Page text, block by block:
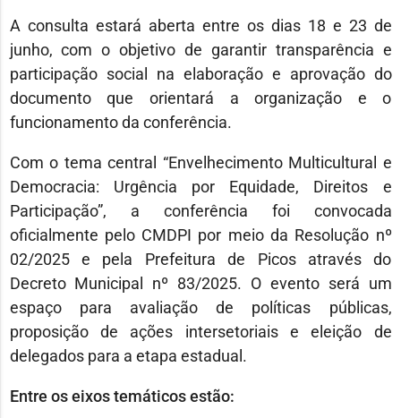
A consulta estará aberta entre os dias 18 e 23 de
junho, com o objetivo de garantir transparência e
participação social na elaboração e aprovação do
documento que orientará a organização e o
funcionamento da conferência.
Com o tema central “Envelhecimento Multicultural e
Democracia: Urgência por Equidade, Direitos e
Participação”, a conferência foi convocada
oficialmente pelo CMDPI por meio da Resolução nº
02/2025 e pela Prefeitura de Picos através do
Decreto Municipal nº 83/2025. O evento será um
espaço para avaliação de políticas públicas,
proposição de ações intersetoriais e eleição de
delegados para a etapa estadual.
Entre os eixos temáticos estão: